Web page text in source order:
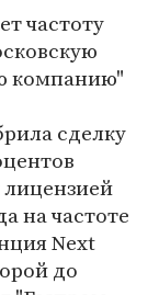
частоту
компанию"
сделку
на частоте
Next
до